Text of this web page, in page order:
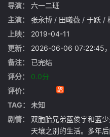
导演：
六一二班
主演：
张永博 / 田曦薇 / 于跃 /
上映：
2019-04-11
更新：
2026-06-06 07:22:45
备注：
已完结
评分：
0.0分
评价：
TAG：
未知
剧情：
双胞胎兄弟蓝俊宇和蓝
天壤之别的生活。多年